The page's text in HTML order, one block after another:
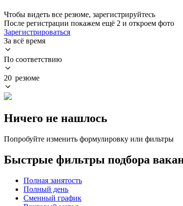
Чтобы видеть все резюме, зарегистрируйтесь
После регистрации покажем ещё 2 и откроем фото
Зарегистрироваться
За всё время
По соответствию
20 резюме
Ничего не нашлось
Попробуйте изменить формулировку или фильтры
Быстрые фильтры подбора
Полная занятость
Полный день
Сменный график